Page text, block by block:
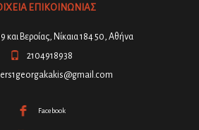
ΕΠΙΚΟΙΝΩΝΙΑΣ
και Βεροίας, Νίκαια 184 50, Αθήνα
2104918938
Facebook